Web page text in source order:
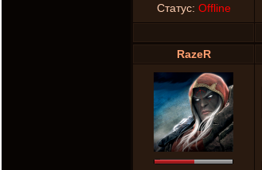
Статус: Offline
RazeR